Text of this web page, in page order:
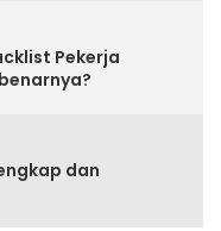
Pekerja
dan